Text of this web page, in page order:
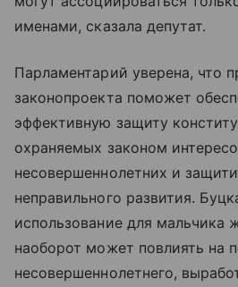
именами, сказала депутат.
Парламентарий уверена, что
законопроекта поможет
эффективную защиту
охраняемых законом
несовершеннолетних и
неправильного развития.
использование для мальчика
наоборот может повлиять на
несовершеннолетнего,